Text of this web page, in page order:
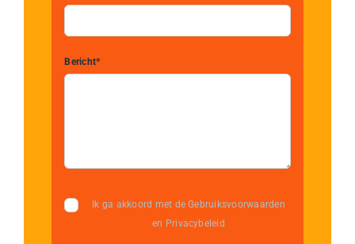
Bericht*
Ik ga akkoord met de Gebruiksvoorwaarden
en Privacybeleid